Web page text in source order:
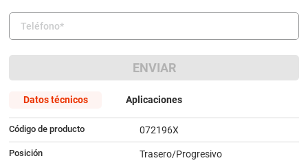
ENVIAR
Datos técnicos Aplicaciones
Código de producto 072196X
Posición Trasero/Progresivo